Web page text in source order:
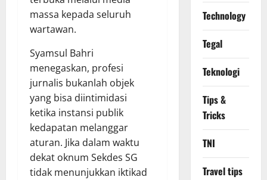
massa kepada seluruh
wartawan.
​Syamsul Bahri
menegaskan, profesi
jurnalis bukanlah objek
yang bisa diintimidasi
ketika instansi publik
kedapatan melanggar
aturan. Jika dalam waktu
dekat oknum Sekdes SG
tidak menunjukkan iktikad
Technology
Tegal
Teknologi
Tips &
Tricks
TNI
Travel tips